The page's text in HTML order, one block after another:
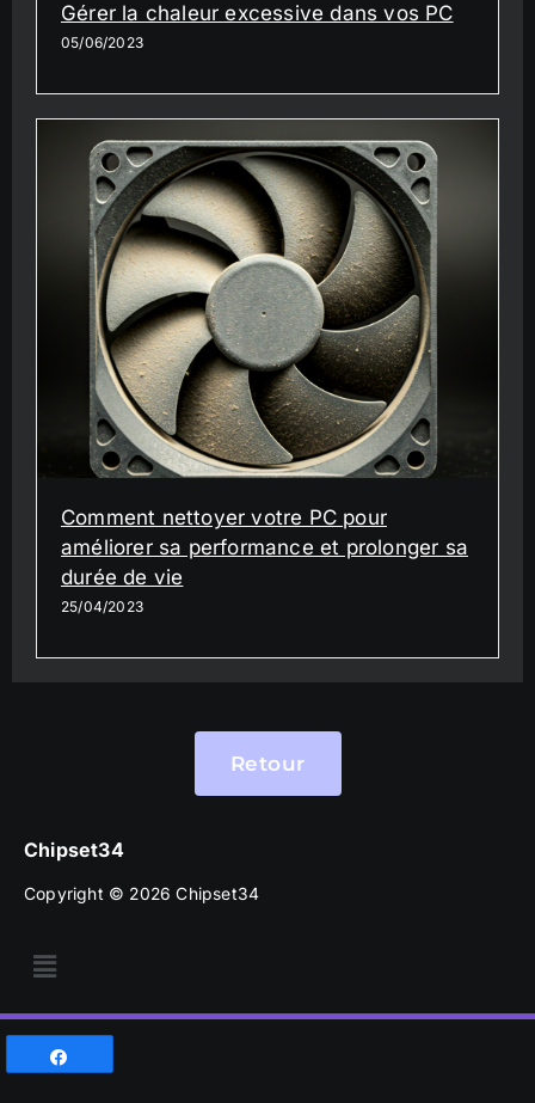
Gérer la chaleur excessive dans vos PC
05/06/2023
Comment nettoyer votre PC pour
améliorer sa performance et prolonger sa
durée de vie
25/04/2023
Retour
Chipset34
Copyright © 2026 Chipset34